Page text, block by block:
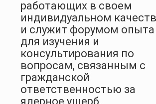
работающих в своем
индивидуальном
и служит форумом опыта
для изучения и
консультирования по
вопросам, связанным с
гражданской
ответственностью за
ядерное ущерб.